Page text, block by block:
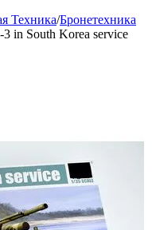
Техника/Бронетехника
in South Korea service